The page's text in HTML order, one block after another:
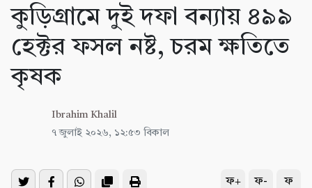
কুড়িগ্রামে দুই দফা বন্যায় ৪৯৯
হেক্টর ফসল নষ্ট, চরম ক্ষতিতে
কৃষক
Ibrahim Khalil
৭ জুলাই ২০২৬, ১২:৫৩ বিকাল
ফ+ ফ- ফ